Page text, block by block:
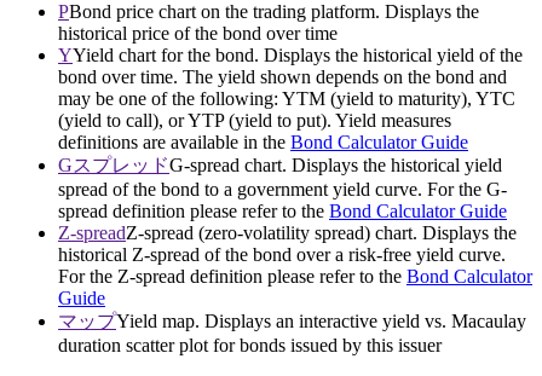
PBond price chart on the trading platform. Displays the
historical price of the bond over time
YYield chart for the bond. Displays the historical yield of the
bond over time. The yield shown depends on the bond and
may be one of the following: YTM (yield to maturity), YTC
(yield to call), or YTP (yield to put). Yield measures
definitions are available in the Bond Calculator Guide
GスプレッドG-spread chart. Displays the historical yield
spread of the bond to a government yield curve. For the G-
spread definition please refer to the Bond Calculator Guide
Z-spreadZ-spread (zero-volatility spread) chart. Displays the
historical Z-spread of the bond over a risk-free yield curve.
For the Z-spread definition please refer to the Bond Calculator
Guide
マップYield map. Displays an interactive yield vs. Macaulay
duration scatter plot for bonds issued by this issuer